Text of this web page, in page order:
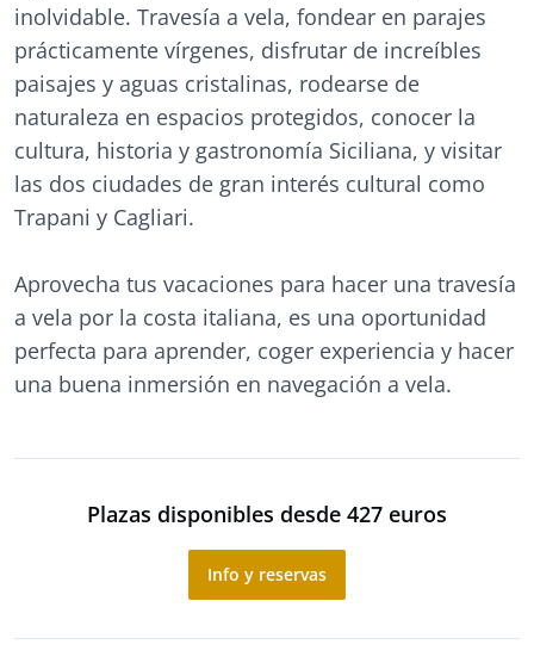
inolvidable. Travesía a vela, fondear en parajes
prácticamente vírgenes, disfrutar de increíbles
paisajes y aguas cristalinas, rodearse de
naturaleza en espacios protegidos, conocer la
cultura, historia y gastronomía Siciliana, y visitar
las dos ciudades de gran interés cultural como
Trapani y Cagliari.
Aprovecha tus vacaciones para hacer una travesía
a vela por la costa italiana, es una oportunidad
perfecta para aprender, coger experiencia y hacer
una buena inmersión en navegación a vela.
Plazas disponibles desde 427 euros
Info y reservas